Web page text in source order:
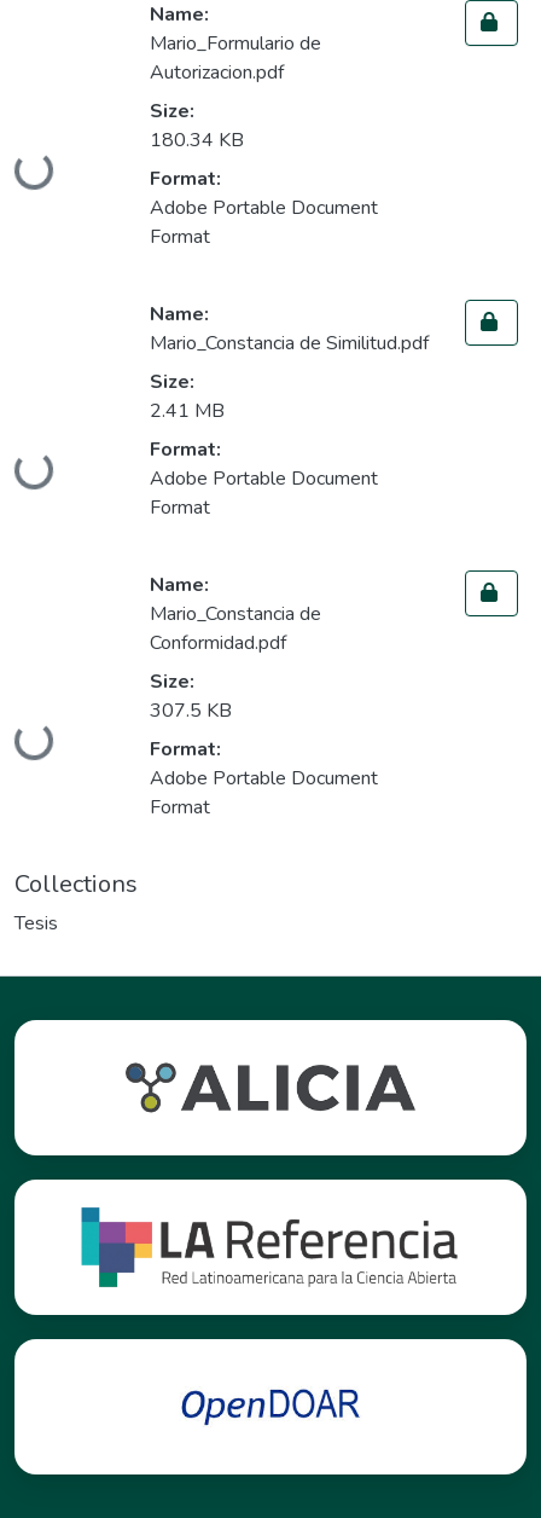
Name:
Mario_Formulario de
Autorizacion.pdf
Size:
180.34 KB
Format:
Adobe Portable Document
Format
Name:
Mario_Constancia de Similitud.pdf
Size:
2.41 MB
Format:
Adobe Portable Document
Format
Name:
Mario_Constancia de
Conformidad.pdf
Size:
307.5 KB
Format:
Adobe Portable Document
Format
Collections
Tesis